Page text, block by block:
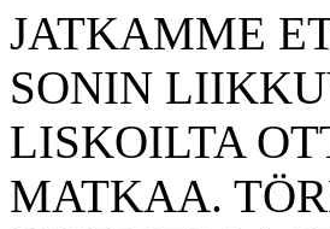
JATKAMME
SONIN
LISKOILTA
MATKAA.